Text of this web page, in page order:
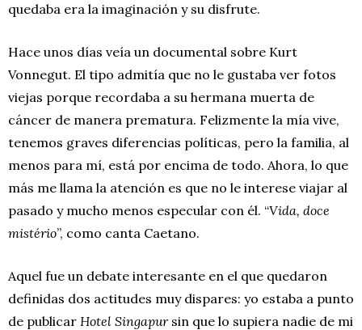
quedaba era la imaginación y su disfrute.
Hace unos días veía un documental sobre Kurt
Vonnegut. El tipo admitía que no le gustaba ver fotos
viejas porque recordaba a su hermana muerta de
cáncer de manera prematura. Felizmente la mía vive,
tenemos graves diferencias políticas, pero la familia, al
menos para mí, está por encima de todo. Ahora, lo que
más me llama la atención es que no le interese viajar al
pasado y mucho menos especular con él. “Vida, doce
mistério”, como canta Caetano.
Aquel fue un debate interesante en el que quedaron
definidas dos actitudes muy dispares: yo estaba a punto
de publicar Hotel Singapursin que lo supiera nadie de mi